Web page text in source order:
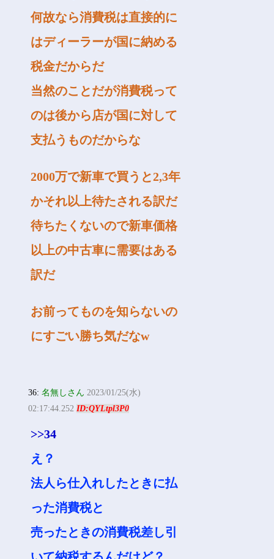
何故なら消費税は直接的に
はディーラーが国に納める
税金だからだ
当然のことだが消費税って
のは後から店が国に対して
支払うものだからな
2000万で新車で買うと2,3年
かそれ以上待たされる訳だ
待ちたくないので新車価格
以上の中古車に需要はある
訳だ
お前ってものを知らないの
にすごい勝ち気だなw
36:名無しさん 2023/01/25(水)
02:17:44.252ID:QYLtpl3P0
>>34
え？
法人ら仕入れしたときに払
った消費税と
売ったときの消費税差し引